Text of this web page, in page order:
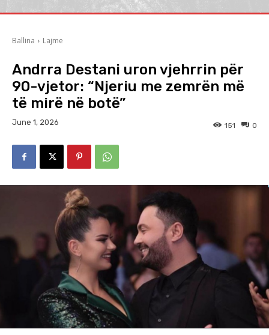
Ballina Lajme
Andrra Destani uron vjehrrin për
90-vjetor: “Njeriu me zemrën më
të mirë në botë”
June 1, 2026 0
151